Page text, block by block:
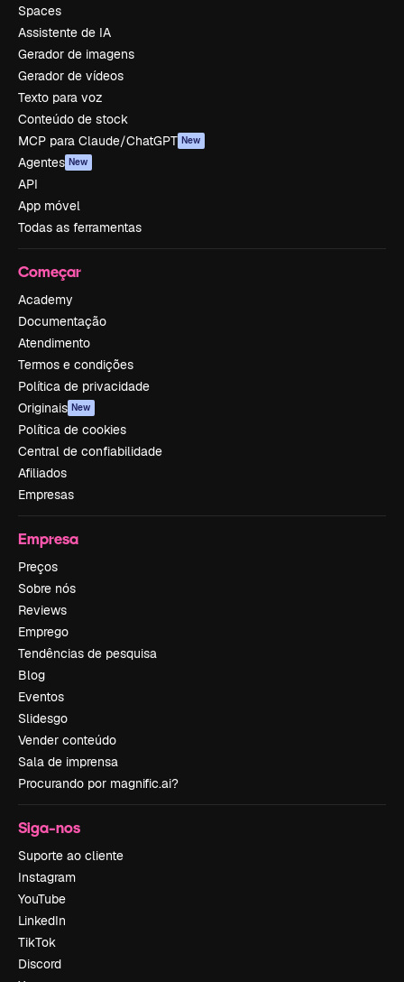
Spaces
Assistente de IA
Gerador de imagens
Gerador de vídeos
Texto para voz
Conteúdo de stock
MCP para Claude/ChatGPT New
Agentes New
API
App móvel
Todas as ferramentas
Começar
Academy
Documentação
Atendimento
Termos e condições
Política de privacidade
Originais New
Política de cookies
Central de confiabilidade
Afiliados
Empresas
Empresa
Preços
Sobre nós
Reviews
Emprego
Tendências de pesquisa
Blog
Eventos
Slidesgo
Vender conteúdo
Sala de imprensa
Procurando por magnific.ai?
Siga-nos
Suporte ao cliente
Instagram
YouTube
LinkedIn
TikTok
Discord